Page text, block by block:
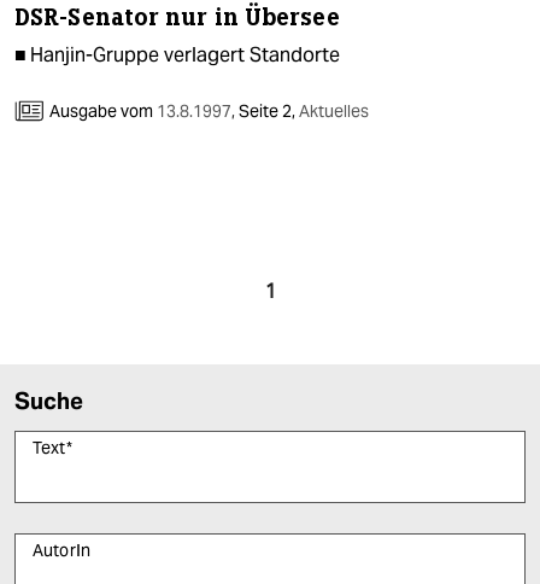
DSR-Senator nur in Übersee
■ Hanjin-Gruppe verlagert Standorte
Ausgabe vom 13.8.1997,Seite 2,Aktuelles
1
Suche
Text*
AutorIn